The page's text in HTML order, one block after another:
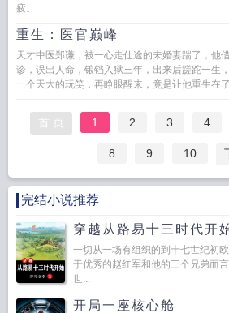
疲。...
重生：医官巅峰
天才中医郑谦，被一心走仕途的未婚妻踹了，他
诊，误出人命，锒铛入狱三年，出来后蹉跎一生
一个天大的玩笑，再睁眼醒来，竟是让他重生在
首 页 1 2 3 4
8 9 10
完结小说推荐
穿越从路易十三时代开
一切从一场有组织的到十七世纪
于优秀的赵红军和他的三个兄弟而
世...
开局一座核心舱